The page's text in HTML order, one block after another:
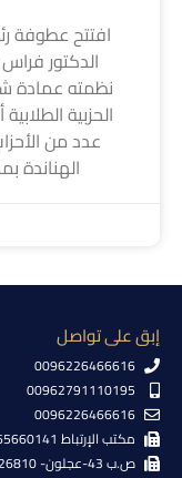
افتتح عطوفة
الدكتور فراس
نظمته عمادة
الحزبية
عدد من
الهناندة
إبق على تواصل
0096226466616
00962791110195
0096226466616
مكتب الإرتباط 0096265660141
ص.ب 43-عجلون- 26810 الأردن